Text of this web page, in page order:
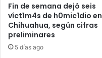
Fin de semana dejó seis
víct1m4s de h0mic1dio en
Chihuahua, según cifras
preliminares
5 días ago